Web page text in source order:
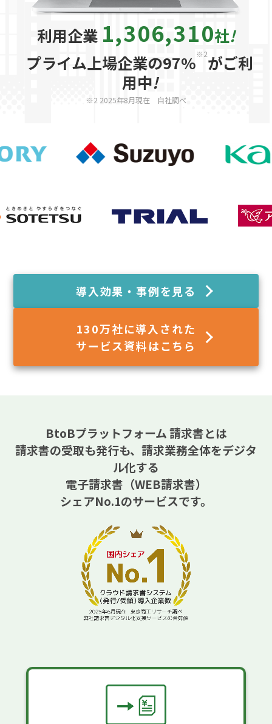
利用企業 1,306,310社!
プライム上場企業の97%※2がご利
用中!
※2 2025年8月現在 自社調べ
導入効果・事例を見る
130万社に導入された
サービス資料はこちら
BtoBプラットフォーム 請求書とは
請求書の受取も発行も、請求業務全体をデジタ
ル化する
電子請求書（WEB請求書）
シェアNo.1のサービスです。